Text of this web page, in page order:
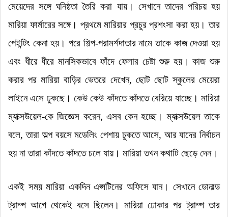
মেয়েদের সঙ্গে ঘনিষ্ঠতা তৈরি করা যায়। সেখানে তাদের পরিচয় হয়
মারিয়া ফার্মারের সঙ্গে। প্রথমে মারিয়ার প্রচুর প্রশংসা করা হয়।তার
পেইন্টিং কেনা হয়।পরে শিল্প-পরামর্শদাতার নামে তাকে কাজ দেওয়া হয়
এবং ধীরে ধীরে মানসিকভাবে ফাঁদে ফেলার চেষ্টা শুরু হয়।কাজ শুরু
করার পর মারিয়া বাড়ির ভেতরে দেখেন, ছোট ছোট স্কুলের মেয়েরা
লাইনে এসে ঢুকছে।কেউ কেউ কাঁদতে কাঁদতে বেরিয়ে যাচ্ছে।মারিয়া
ম্যাক্সউয়েল-কে জিজ্ঞেস করেন, এসব কেন হচ্ছে।ম্যাক্সউয়েল তাকে
বলে, তারা অল্প বয়সে মডেলিং পেশায় ঢুকতে আসে, আর যাদের নির্বাচন
হয় না তারা কাঁদতে কাঁদতে চলে যায়। মারিয়া তখন কথাটি ছেড়ে দেন।
একই সময় মারিয়া একদিন এপ্সটিনের অফিসে যান। সেখানে ডোনাল্ড
ট্রাম্প আগে থেকেই বসে ছিলেন। মারিয়া ঢোকার পর ট্রাম্প তার